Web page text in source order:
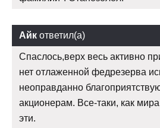
Айк ответил(а)
Спаслось,верх весь активно
нет отлаженной федрезерва
неоправданно
акционерам. Все-таки, как
эти.